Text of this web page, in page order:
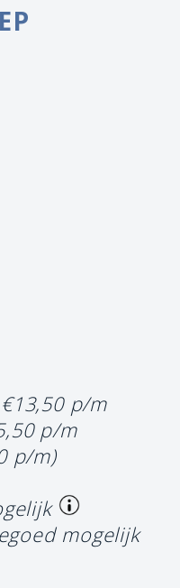
p/m
p/m
p/m)
mogelijk